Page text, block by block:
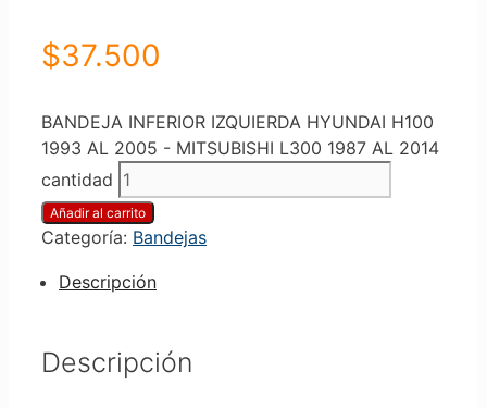
$37.500
BANDEJA INFERIOR IZQUIERDA HYUNDAI H100
1993 AL 2005 - MITSUBISHI L300 1987 AL 2014
cantidad
Añadir al carrito
Categoría: Bandejas
Descripción
Descripción